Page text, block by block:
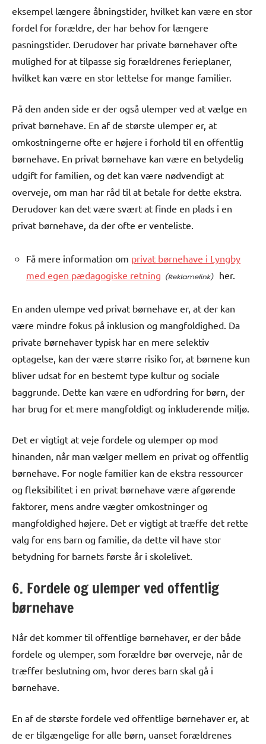
eksempel længere åbningstider, hvilket kan være en stor
fordel for forældre, der har behov for længere
pasningstider. Derudover har private børnehaver ofte
mulighed for at tilpasse sig forældrenes ferieplaner,
hvilket kan være en stor lettelse for mange familier.
På den anden side er der også ulemper ved at vælge en
privat børnehave. En af de største ulemper er, at
omkostningerne ofte er højere i forhold til en offentlig
børnehave. En privat børnehave kan være en betydelig
udgift for familien, og det kan være nødvendigt at
overveje, om man har råd til at betale for dette ekstra.
Derudover kan det være svært at finde en plads i en
privat børnehave, da der ofte er venteliste.
Få mere information om privat børnehave i Lyngby
med egen pædagogiske retning
her.
En anden ulempe ved privat børnehave er, at der kan
være mindre fokus på inklusion og mangfoldighed. Da
private børnehaver typisk har en mere selektiv
optagelse, kan der være større risiko for, at børnene kun
bliver udsat for en bestemt type kultur og sociale
baggrunde. Dette kan være en udfordring for børn, der
har brug for et mere mangfoldigt og inkluderende miljø.
Det er vigtigt at veje fordele og ulemper op mod
hinanden, når man vælger mellem en privat og offentlig
børnehave. For nogle familier kan de ekstra ressourcer
og fleksibilitet i en privat børnehave være afgørende
faktorer, mens andre vægter omkostninger og
mangfoldighed højere. Det er vigtigt at træffe det rette
valg for ens barn og familie, da dette vil have stor
betydning for barnets første år i skolelivet.
6. Fordele og ulemper ved offentlig
børnehave
Når det kommer til offentlige børnehaver, er der både
fordele og ulemper, som forældre bør overveje, når de
træffer beslutning om, hvor deres barn skal gå i
børnehave.
En af de største fordele ved offentlige børnehaver er, at
de er tilgængelige for alle børn, uanset forældrenes